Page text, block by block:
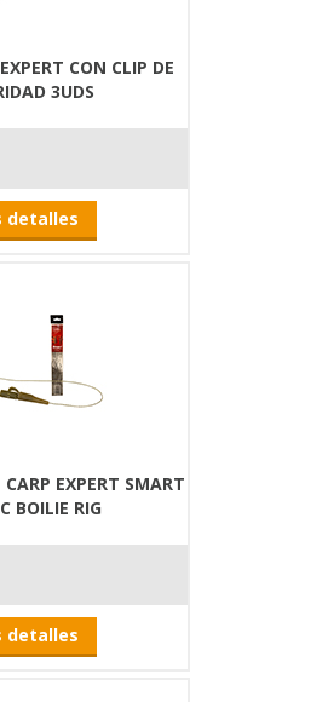
CON CLIP DE
3UDS
detalles
EXPERT SMART
BOILIE RIG
detalles